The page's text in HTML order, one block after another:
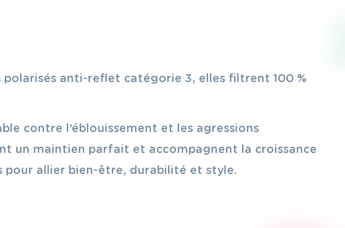
anti-reflet catégorie 3, elles filtrent 100 %
contre l’éblouissement et les agressions
un maintien parfait et accompagnent la croissance
pour allier bien-être, durabilité et style.